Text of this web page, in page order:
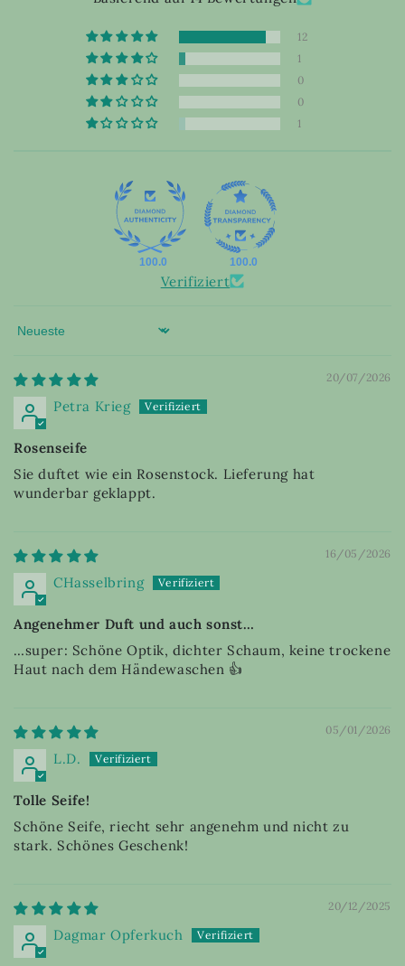
12
1
0
0
1
100.0 100.0
Verifiziert
Sort by
20/07/2026
Petra Krieg
Rosenseife
Sie duftet wie ein Rosenstock. Lieferung hat
wunderbar geklappt.
16/05/2026
CHasselbring
Angenehmer Duft und auch sonst…
…super: Schöne Optik, dichter Schaum, keine trockene
Haut nach dem Händewaschen 👍
05/01/2026
L.D.
Tolle Seife!
Schöne Seife, riecht sehr angenehm und nicht zu
stark. Schönes Geschenk!
20/12/2025
Dagmar Opferkuch